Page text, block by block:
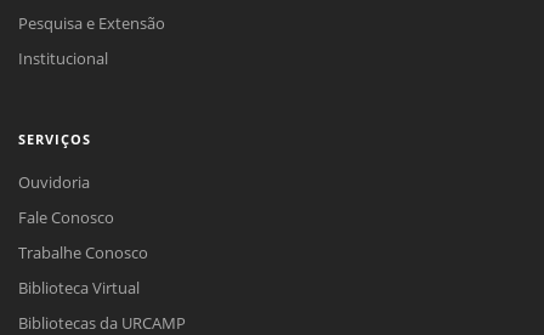
Pesquisa e Extensão
Institucional
SERVIÇOS
Ouvidoria
Fale Conosco
Trabalhe Conosco
Biblioteca Virtual
Bibliotecas da URCAMP